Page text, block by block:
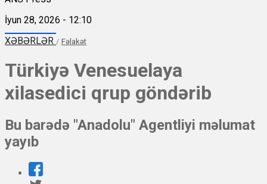
İyun 28, 2026 - 12:10
XƏBƏRLƏR / Fəlakət
Türkiyə Venesuelaya
xilasedici qrup göndərib
Bu barədə "Anadolu" Agentliyi məlumat
yayıb